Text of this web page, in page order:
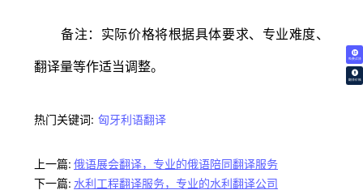
免费试译
翻译价格
备注：实际价格将根据具体要求、专业难度、
翻译量等作适当调整。
热门关键词: 匈牙利语翻译
上一篇: 俄语展会翻译，专业的俄语陪同翻译服务
下一篇: 水利工程翻译服务，专业的水利翻译公司